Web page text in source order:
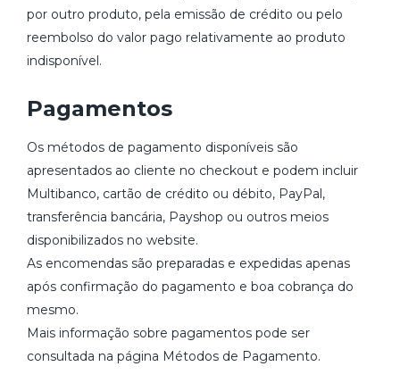
por outro produto, pela emissão de crédito ou pelo
reembolso do valor pago relativamente ao produto
indisponível.
Pagamentos
Os métodos de pagamento disponíveis são
apresentados ao cliente no checkout e podem incluir
Multibanco, cartão de crédito ou débito, PayPal,
transferência bancária, Payshop ou outros meios
disponibilizados no website.
As encomendas são preparadas e expedidas apenas
após confirmação do pagamento e boa cobrança do
mesmo.
Mais informação sobre pagamentos pode ser
consultada na página Métodos de Pagamento.